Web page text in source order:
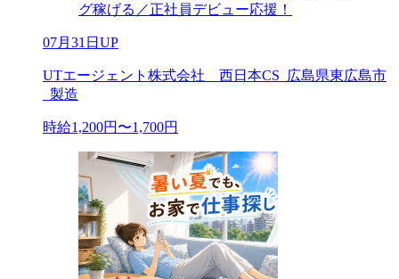
グ稼げる／正社員デビュー応援！
07月31日UP
UTエージェント株式会社 西日本CS_広島県東広島市
_製造
時給1,200円〜1,700円